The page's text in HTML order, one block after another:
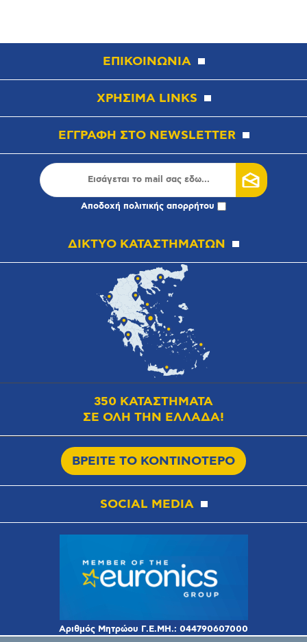
ΕΠΙΚΟΙΝΩΝΙΑ
ΧΡΗΣΙΜΑ LINKS
ΕΓΓΡΑΦΗ ΣΤΟ NEWSLETTER
Αποδοχή πολιτικής απορρήτου
ΔΙΚΤΥΟ ΚΑΤΑΣΤΗΜΑΤΩΝ
350 ΚΑΤΑΣΤΗΜΑΤΑ
ΣΕ ΟΛΗ ΤΗΝ ΕΛΛΑΔΑ!
ΒΡΕΙΤΕ ΤΟ ΚΟΝΤΙΝΟΤΕΡΟ
SOCIAL MEDIA